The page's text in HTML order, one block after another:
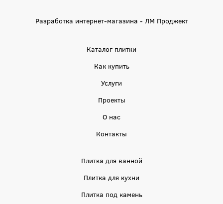
Разработка интернет-магазина - ЛМ Проджект
Каталог плитки
Как купить
Услуги
Проекты
О нас
Контакты
Плитка для ванной
Плитка для кухни
Плитка под камень